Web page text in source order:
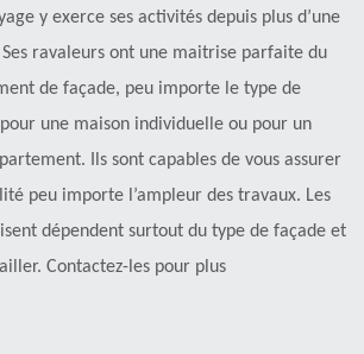
y exerce ses activités depuis plus d’une
Ses ravaleurs ont une maitrise parfaite du
de façade, peu importe le type de
une maison individuelle ou pour un
Ils sont capables de vous assurer
peu importe l’ampleur des travaux. Les
dépendent surtout du type de façade et
Contactez-les pour plus